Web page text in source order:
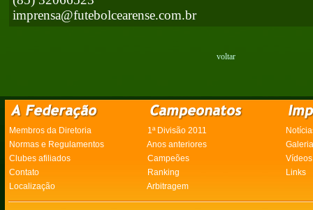
imprensa@futebolcearense.com.br
voltar
Membros da Diretoria 1ª Divisão 2011
Normas e Regulamentos
Anos anteriores
Clubes afiliados
Campeões
Vídeos
Contato
Ranking
Links
Localização
Arbitragem